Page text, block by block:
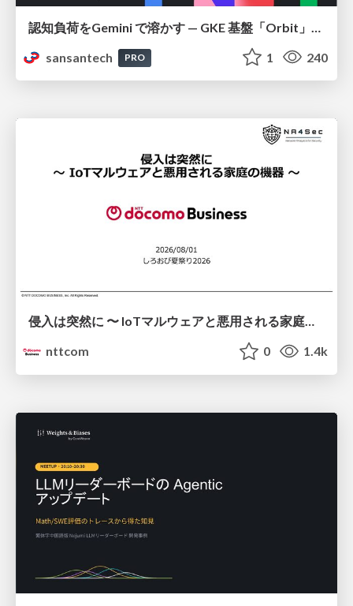
sansantech
PRO 1 240
侵入は突然に 〜 IoTマルウェアと悪用される家庭の機器 ～ / When Intrusion Strikes: IoT Malware and the Abuse of Home Devices
nttcom
0 1.4k